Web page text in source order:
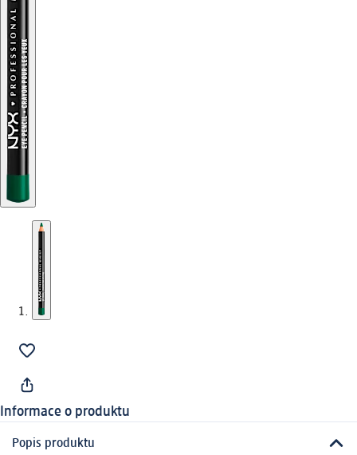
Informace o produktu
Popis produktu